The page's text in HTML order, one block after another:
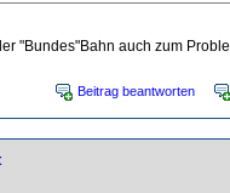
"Bundes"Bahn auch zum
Beitrag beantworten